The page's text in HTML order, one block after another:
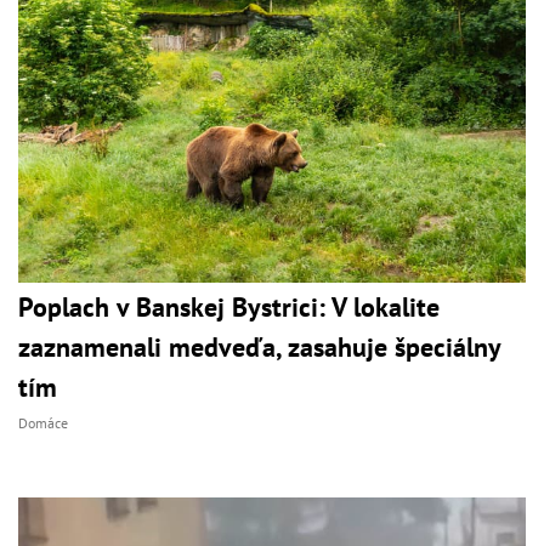
Poplach v Banskej Bystrici: V lokalite
zaznamenali medveďa, zasahuje špeciálny
tím
Domáce